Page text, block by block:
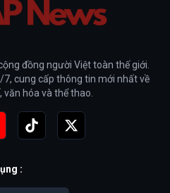
đồng người Việt toàn thế giới.
cung cấp thông tin mới nhất về
văn hóa và thể thao.
: